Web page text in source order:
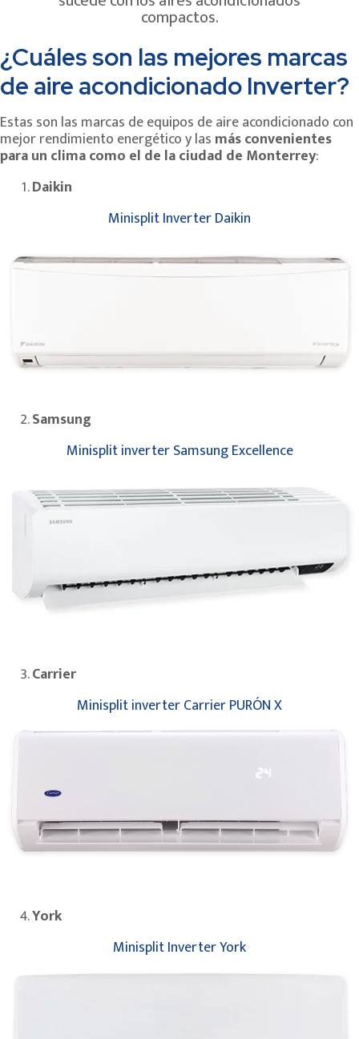
compactos.
¿Cuáles son las mejores marcas
de aire acondicionado Inverter?
Estas son las marcas de equipos de aire acondicionado con
mejor rendimiento energético y las más convenientes
para un clima como el de la ciudad de Monterrey:
Daikin
Minisplit Inverter Daikin
Samsung
Minisplit inverter Samsung Excellence
Carrier
Minisplit inverter Carrier PURÓN X
York
Minisplit Inverter York